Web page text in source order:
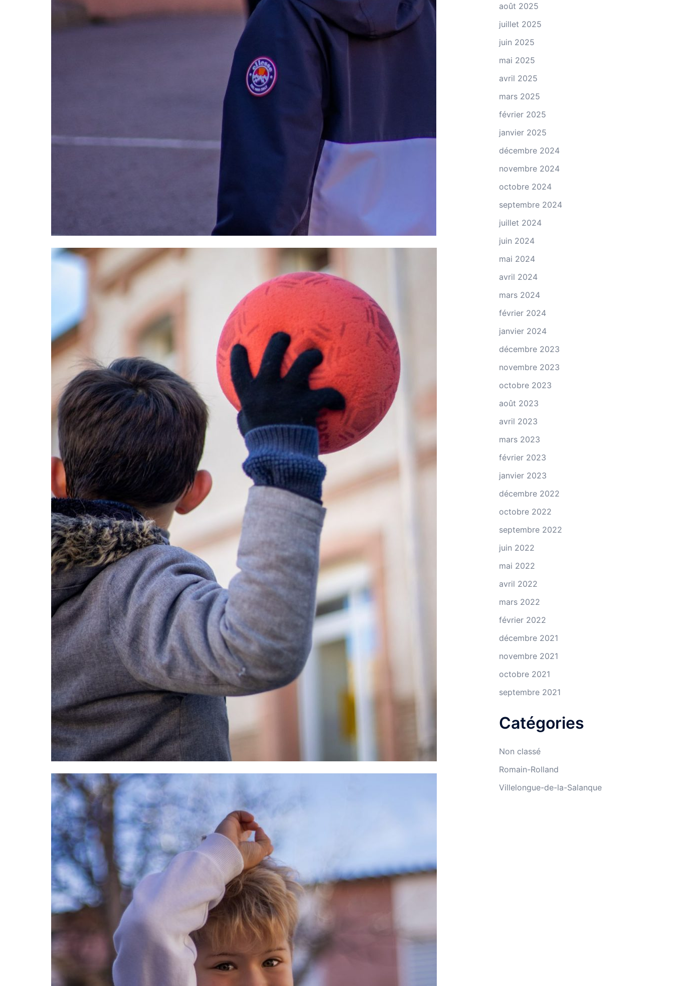
août 2025
juillet 2025
juin 2025
mai 2025
avril 2025
mars 2025
février 2025
janvier 2025
décembre 2024
novembre 2024
octobre 2024
septembre 2024
juillet 2024
juin 2024
mai 2024
avril 2024
mars 2024
février 2024
janvier 2024
décembre 2023
novembre 2023
octobre 2023
août 2023
avril 2023
mars 2023
février 2023
janvier 2023
décembre 2022
octobre 2022
septembre 2022
juin 2022
mai 2022
avril 2022
mars 2022
février 2022
décembre 2021
novembre 2021
octobre 2021
septembre 2021
Catégories
Non classé
Romain-Rolland
Villelongue-de-la-Salanque